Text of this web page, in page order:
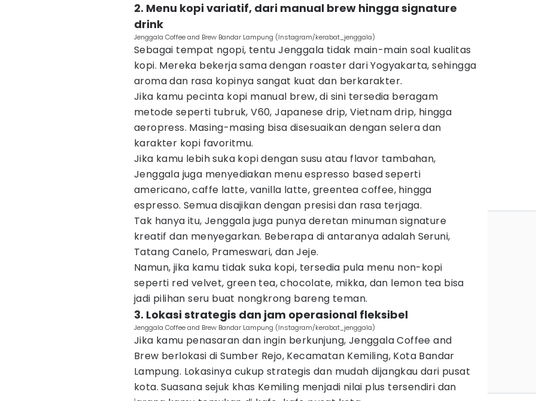
2. Menu kopi variatif, dari manual brew hingga signature
drink
Jenggala Coffee and Brew Bandar Lampung (Instagram/kerabat_jenggala)
Sebagai tempat ngopi, tentu Jenggala tidak main-main soal kualitas
kopi. Mereka bekerja sama dengan roaster dari Yogyakarta, sehingga
aroma dan rasa kopinya sangat kuat dan berkarakter.
Jika kamu pecinta kopi manual brew, di sini tersedia beragam
metode seperti tubruk, V60, Japanese drip, Vietnam drip, hingga
aeropress. Masing-masing bisa disesuaikan dengan selera dan
karakter kopi favoritmu.
Jika kamu lebih suka kopi dengan susu atau flavor tambahan,
Jenggala juga menyediakan menu espresso based seperti
americano, caffe latte, vanilla latte, greentea coffee, hingga
espresso. Semua disajikan dengan presisi dan rasa terjaga.
Tak hanya itu, Jenggala juga punya deretan minuman signature
kreatif dan menyegarkan. Beberapa di antaranya adalah Seruni,
Tatang Canelo, Prameswari, dan Jeje.
Namun, jika kamu tidak suka kopi, tersedia pula menu non-kopi
seperti red velvet, green tea, chocolate, mikka, dan lemon tea bisa
jadi pilihan seru buat nongkrong bareng teman.
3. Lokasi strategis dan jam operasional fleksibel
Jenggala Coffee and Brew Bandar Lampung (Instagram/kerabat_jenggala)
Jika kamu penasaran dan ingin berkunjung, Jenggala Coffee and
Brew berlokasi di Sumber Rejo, Kecamatan Kemiling, Kota Bandar
Lampung. Lokasinya cukup strategis dan mudah dijangkau dari pusat
kota. Suasana sejuk khas Kemiling menjadi nilai plus tersendiri dan